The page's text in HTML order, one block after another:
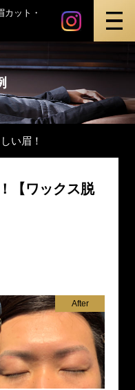
カット・
E」
い眉！
【ワックス脱